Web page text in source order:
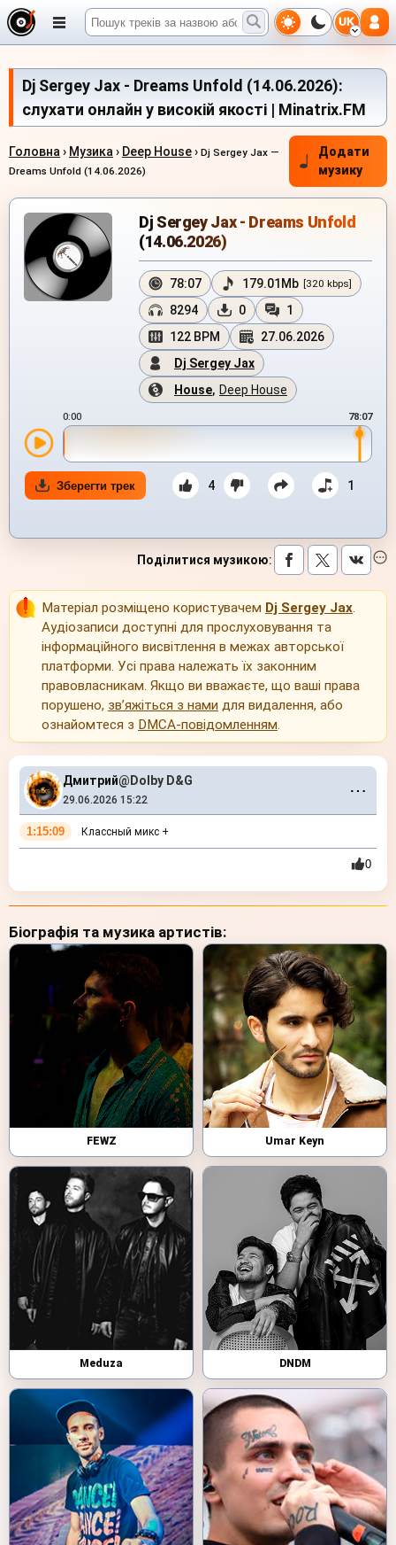
UK
Dj Sergey Jax - Dreams Unfold (14.06.2026):
слухати онлайн у високій якості | Minatrix.FM
Головна › Музика › Deep House› Dj Sergey Jax —
Dreams Unfold (14.06.2026)
Додати
музику
Dj Sergey Jax - Dreams Unfold
(14.06.2026)
78:07 179.01Mb [320 kbps]
8294 0
1
122 BPM
27.06.2026
Dj Sergey Jax
House, Deep House
0:00 78:07
Зберегти трек 4 1
Поділитися музикою:
Матеріал розміщено користувачем Dj Sergey Jax.
Аудіозаписи доступні для прослуховування та
інформаційного висвітлення в межах авторської
платформи. Усі права належать їх законним
правовласникам. Якщо ви вважаєте, що ваші права
порушено, зв’яжіться з нами для видалення, або
ознайомтеся з DMCA-повідомленням.
Дмитрий@Dolby D&G
29.06.2026 15:22 ⋯
1:15:09 Классный микс +
0
Біографія та музика артистів:
FEWZ Umar Keyn
Meduza DNDM